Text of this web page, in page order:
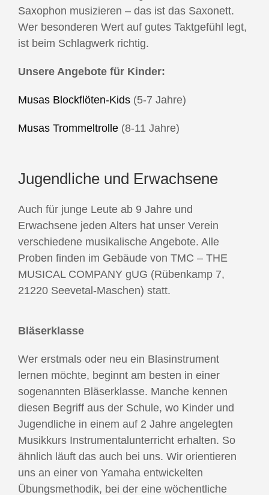
Saxophon musizieren – das ist das Saxonett.
Wer besonderen Wert auf gutes Taktgefühl legt,
ist beim Schlagwerk richtig.
Unsere Angebote für Kinder:
Musas Blockflöten-Kids (5-7 Jahre)
Musas Trommeltrolle (8-11 Jahre)
Jugendliche und Erwachsene
Auch für junge Leute ab 9 Jahre und
Erwachsene jeden Alters hat unser Verein
verschiedene musikalische Angebote. Alle
Proben finden im Gebäude von TMC – THE
MUSICAL COMPANY gUG (Rübenkamp 7,
21220 Seevetal-Maschen) statt.
Bläserklasse
Wer erstmals oder neu ein Blasinstrument
lernen möchte, beginnt am besten in einer
sogenannten Bläserklasse. Manche kennen
diesen Begriff aus der Schule, wo Kinder und
Jugendliche in einem auf 2 Jahre angelegten
Musikkurs Instrumentalunterricht erhalten. So
ähnlich läuft das auch bei uns. Wir orientieren
uns an einer von Yamaha entwickelten
Übungsmethodik, bei der eine wöchentliche